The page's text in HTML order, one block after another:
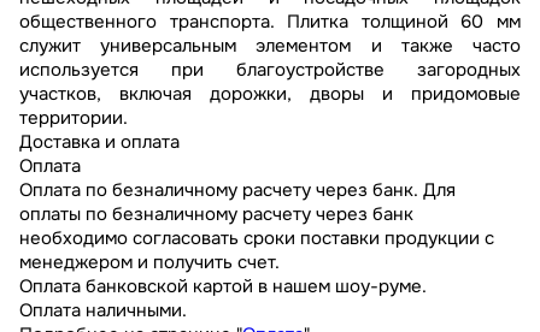
общественного транспорта. Плитка толщиной 60 мм
служит универсальным элементом и также часто
используется при благоустройстве загородных
участков, включая дорожки, дворы и придомовые
территории.
Доставка и оплата
Оплата
Оплата по безналичному расчету через банк. Для
оплаты по безналичному расчету через банк
необходимо согласовать сроки поставки продукции с
менеджером и получить счет.
Оплата банковской картой в нашем шоу-руме.
Оплата наличными.